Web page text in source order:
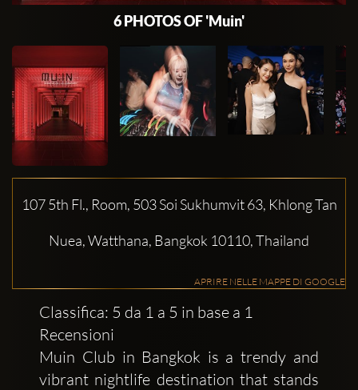
6 PHOTOS OF 'Muin'
107 5th Fl., Room, 503 Soi Sukhumvit 63, Khlong Tan
Nuea, Watthana, Bangkok 10110, Thailand
APRIRE NELLE MAPPE DI GOOGLE
Classifica: 5 da 1 a 5 in base a 1
Recensioni
Muin Club in Bangkok is a trendy and
vibrant nightlife destination that stands